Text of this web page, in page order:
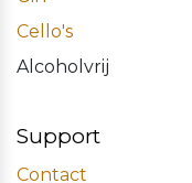
Cello's
Alcoholvrij
Support
Contact